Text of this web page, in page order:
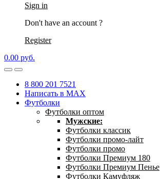
Sign in
Don't have an account ?
Register
0.00 руб.
8 800 201 7521
Написать в MAX
Футболки
Футболки оптом
Мужские:
Футболки классик
Футболки промо-лайт
Футболки промо
Футболки Премиум 180
Футболки Премиум Пенье
Футболки Камуфляж